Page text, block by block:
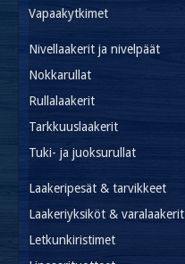
Vapaakytkimet
Nivellaakerit ja nivelpäät
Nokkarullat
Rullalaakerit
Tarkkuuslaakerit
Tuki- ja juoksurullat
Laakeripesät & tarvikkeet
Laakeriyksiköt & varalaakerit
Letkunkiristimet